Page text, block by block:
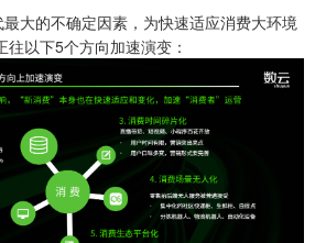
大的不确定因素，为快速适应消费大环境
以下5个方向加速演变：